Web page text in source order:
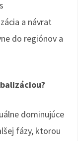
a návrat
do regiónov a
dominujúce
fázy, ktorou